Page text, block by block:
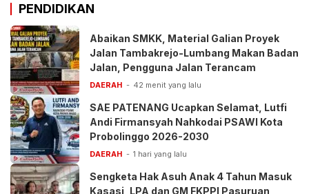
PENDIDIKAN
Abaikan SMKK, Material Galian Proyek
Jalan Tambakrejo-Lumbang Makan Badan
Jalan, Pengguna Jalan Terancam
DAERAH 42 menit yang lalu
SAE PATENANG Ucapkan Selamat, Lutfi
Andi Firmansyah Nahkodai PSAWI Kota
Probolinggo 2026-2030
DAERAH 1 hari yang lalu
Sengketa Hak Asuh Anak 4 Tahun Masuk
Kasasi, LPA dan GM FKPPI Pasuruan